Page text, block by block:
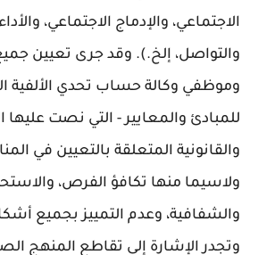
الاجتماعي، والإدماج الاجتماعي،
والتواصل، إلخ.). وقد جرى تعيين
وموظفي وكالة حساب تحدي الألفية
للمبادئ والمعايير - التي نصت عليها
والقانونية المتعلقة بالتعيين في
ولاسيما منها تكافؤ الفرص،
والشفافية، وعدم التمييز بجميع
وتجدر الإشارة إلى تقاطع المنهج